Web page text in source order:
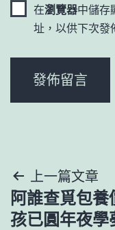
在瀏覽器中儲存
址，以供下次發
文
章
上一篇文章
阿誰查覓包
孩已圓年夜學